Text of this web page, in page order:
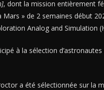
, dont la mission entièrement
Mars » de 2 semaines début
Analog and Simulation
à la sélection d’astronautes
a été sélectionnée sur la